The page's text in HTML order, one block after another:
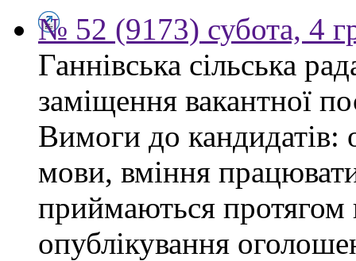
№ 52 (9173) субота, 4
Ганнівська сільська
заміщення вакантної
Вимоги до кандидатів:
мови, вміння
приймаються протягом
опублікування